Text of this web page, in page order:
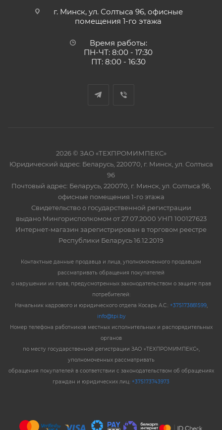
г. Минск, ул. Солтыса 96, офисные
помещения 1-го этажа
Время работы:
ПН-ЧТ: 8:00 - 17:30
ПТ: 8:00 - 16:30
2026 © ЗАО «ТЕХПРОМИМПЕКС»
Юридический адрес: Беларусь, 220070, г. Минск, ул. Солтыса
96
Почтовый адрес: Беларусь, 220070, г. Минск, ул. Солтыса 96,
офисные помещения 1-го этажа
Свидетельство о государственной регистрации
выдано Мингорисполкомом от 27.07.2000 УНП 100127623
Интернет-магазин зарегистрирован в торговом реестре
Республики Беларусь 16.12.2019
Контактные данные продавца и лица, уполномоченного продавцом
рассматривать обращения покупателей
о нарушении их прав, предусмотренных законодательством о защите прав
потребителей:
Начальник кадрового и юридического отдела Косарь А.С.: +375173881599,
info@tpi.by
Номер телефона работников местных исполнительных и распорядительных
органов
по месту государственной регистрации ЗАО «ТЕХПРОМИМПЕКС»,
уполномоченных рассматривать
обращения покупателей в соответствии с законодательством об обращениях
граждан и юридических лиц: +375173743973